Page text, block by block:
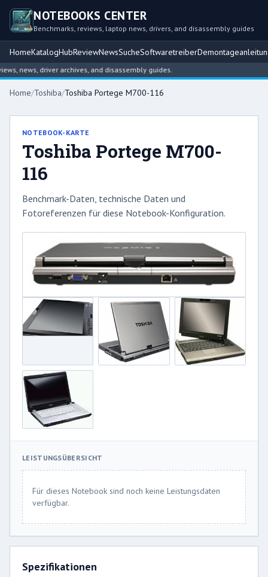
NOTEBOOKS CENTER
Benchmarks, reviews, laptop news, drivers, and disassembly guides
HomeKatalogHubReviewNewsSucheSoftwaretreiber
news, driver archives, and disassembly guides.
Home/Toshiba/Toshiba Portege M700-116
NOTEBOOK-KARTE
Toshiba Portege M700-
116
Benchmark-Daten, technische Daten und
Fotoreferenzen für diese Notebook-Konfiguration.
LEISTUNGSÜBERSICHT
Für dieses Notebook sind noch keine Leistungsdaten
verfügbar.
Spezifikationen